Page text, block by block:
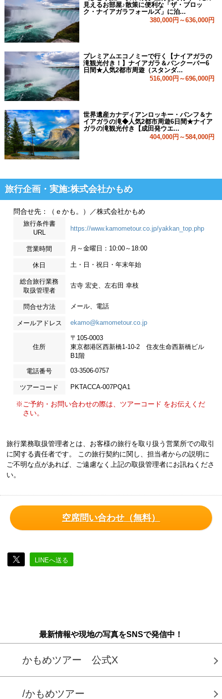
見えるお部屋♪散策に便利な「ザ・ブロッ
ク・ナイアガラフォールズ」に泊...
380,000円～636,000円
プレミアムエコノミーで行く【ナイアガラの
滝観光付き！】ナイアガラ＆バンクーバー6
日間★人気2都市周遊（スタンダ...
516,000円～696,000円
世界遺産カナディアンロッキー・バンフ＆ナ
イアガラの滝◆人気2都市周遊6日間★ナイア
ガラの滝観光付き【成田発ウエ...
404,000円～584,000円
旅行企画・実施:株式会社かもめ
問合せ先：（ｅかも。）／株式会社かもめ
旅行条件書
URL
https://www.kamometour.co.jp/yakkan_top.php
営業時間 月～金曜日：10:00～18:00
休日 土・日・祝日・年末年始
総合旅行業務
取扱管理者
古寺 宏史、左右田 幸枝
問合せ方法 メール、電話
メールアドレス ekamo@kamometour.co.jp
住所
〒105-0003
東京都港区西新橋1-10-2 住友生命西新橋ビル
B1階
電話番号 03-3506-0757
ツアーコード PKTACCA-007PQA1
※ご予約・お問い合わせの際は、ツアーコード をお伝えくだ
さい。
旅行業務取扱管理者とは、お客様の旅行を取り扱う営業所での取引
に関する責任者です。 この旅行契約に関し、担当者からの説明に
ご不明な点があれば、ご遠慮なく上記の取扱管理者にお訊ねくださ
い。
空席問い合わせ（無料）
LINEへ送る
最新情報や現地の写真をSNSで発信中！
かもめツアー 公式X
/かもめツアー